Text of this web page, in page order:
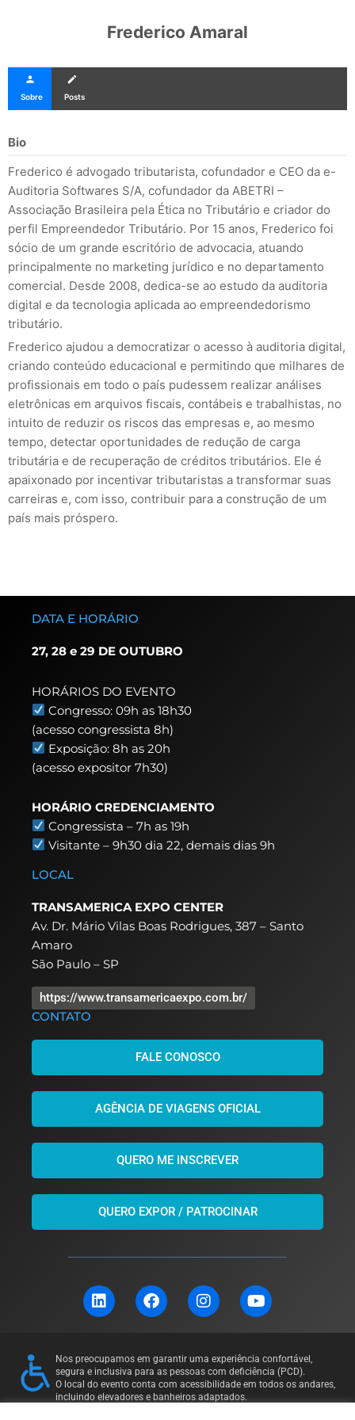
Frederico Amaral
person
Sobre
create
Posts
Bio
Frederico é advogado tributarista, cofundador e CEO da e-
Auditoria Softwares S/A, cofundador da ABETRI –
Associação Brasileira pela Ética no Tributário e criador do
perfil Empreendedor Tributário. Por 15 anos, Frederico foi
sócio de um grande escritório de advocacia, atuando
principalmente no marketing jurídico e no departamento
comercial. Desde 2008, dedica-se ao estudo da auditoria
digital e da tecnologia aplicada ao empreendedorismo
tributário.
Frederico ajudou a democratizar o acesso à auditoria digital,
criando conteúdo educacional e permitindo que milhares de
profissionais em todo o país pudessem realizar análises
eletrônicas em arquivos fiscais, contábeis e trabalhistas, no
intuito de reduzir os riscos das empresas e, ao mesmo
tempo, detectar oportunidades de redução de carga
tributária e de recuperação de créditos tributários. Ele é
apaixonado por incentivar tributaristas a transformar suas
carreiras e, com isso, contribuir para a construção de um
país mais próspero.
DATA E HORÁRIO
27, 28 e 29 DE OUTUBRO
HORÁRIOS DO EVENTO
Congresso: 09h as 18h30
(acesso congressista 8h)
Exposição: 8h as 20h
(acesso expositor 7h30)
HORÁRIO CREDENCIAMENTO
Congressista – 7h as 19h
Visitante – 9h30 dia 22,demais dias 9h
LOCAL
TRANSAMERICA EXPO CENTER
Av. Dr. Mário Vilas Boas Rodrigues, 387 – Santo
Amaro
São Paulo – SP
https://www.transamericaexpo.com.br/
CONTATO
FALE CONOSCO
AGÊNCIA DE VIAGENS OFICIAL
QUERO ME INSCREVER
QUERO EXPOR / PATROCINAR
L
i
e
d
i
n
F
a
b
o
o
k
I
n
a
g
r
a
Y
o
u
b
e
Nos preocupamos em garantir uma experiência confortável,
segura e inclusiva para as pessoas com deficiência (PCD).
O local do evento conta com acessibilidade em todos os andares,
incluindo elevadores e banheiros adaptados.